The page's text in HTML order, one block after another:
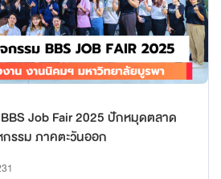
Job Fair 2025 ปักหมุดตลาด
รรม ภาคตะวันออก